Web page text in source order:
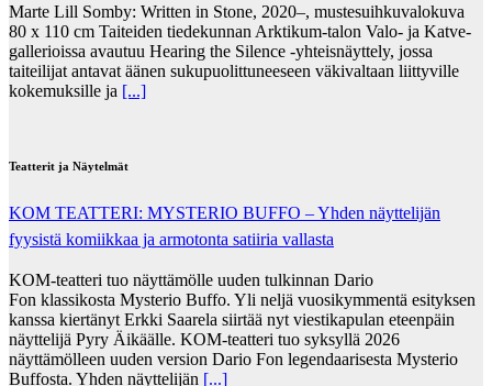
Marte Lill Somby: Written in Stone, 2020–, mustesuihkuvalokuva
80 x 110 cm Taiteiden tiedekunnan Arktikum-talon Valo- ja Katve-
gallerioissa avautuu Hearing the Silence -yhteisnäyttely, jossa
taiteilijat antavat äänen sukupuolittuneeseen väkivaltaan liittyville
kokemuksille ja [...]
Teatterit ja Näytelmät
KOM TEATTERI: MYSTERIO BUFFO – Yhden näyttelijän
fyysistä komiikkaa ja armotonta satiiria vallasta
KOM-teatteri tuo näyttämölle uuden tulkinnan Dario
Fon klassikosta Mysterio Buffo. Yli neljä vuosikymmentä esityksen
kanssa kiertänyt Erkki Saarela siirtää nyt viestikapulan eteenpäin
näyttelijä Pyry Äikäälle. KOM-teatteri tuo syksyllä 2026
näyttämölleen uuden version Dario Fon legendaarisesta Mysterio
Buffosta. Yhden näyttelijän [...]